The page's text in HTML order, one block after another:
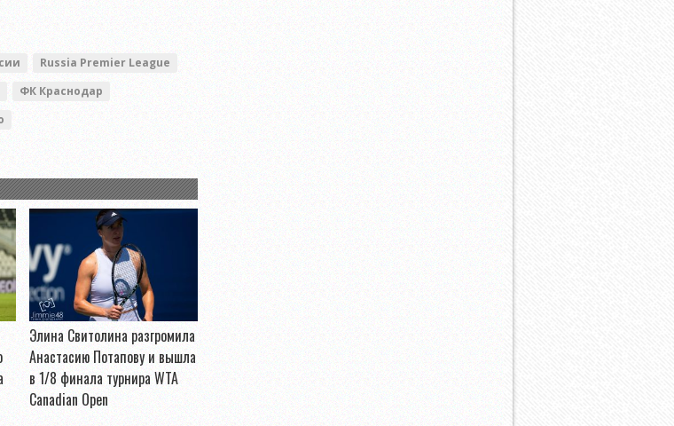
Russia Premier League
ФК Краснодар
Элина Свитолина разгромила
Анастасию Потапову и вышла
в 1/8 финала турнира WTA
Canadian Open